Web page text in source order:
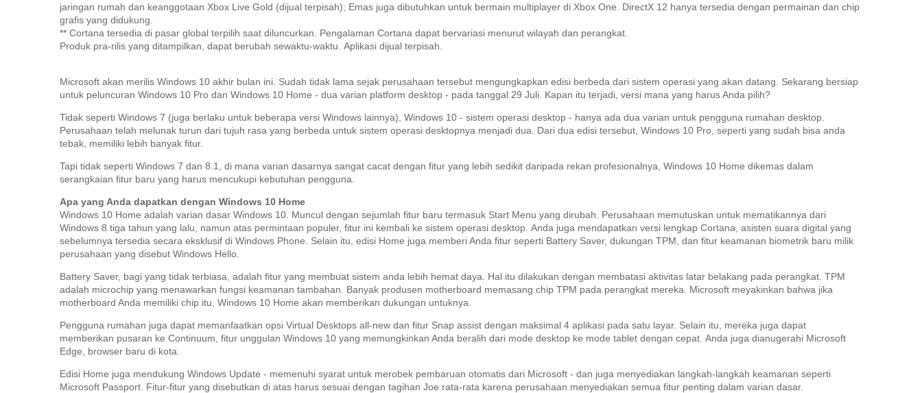
jaringan rumah dan keanggotaan Xbox Live Gold (dijual terpisah); Emas juga dibutuhkan untuk bermain multiplayer di Xbox One.
DirectX 12 hanya tersedia dengan permainan dan chip
grafis yang didukung.
** Cortana tersedia di pasar global terpilih saat diluncurkan.
Pengalaman Cortana dapat bervariasi menurut wilayah dan perangkat.
Produk pra-rilis yang ditampilkan, dapat berubah sewaktu-waktu. Aplikasi dijual terpisah.
Microsoft akan merilis Windows 10 akhir bulan ini. Sudah tidak lama sejak perusahaan tersebut mengungkapkan edisi berbeda dari sistem operasi yang akan datang.
Sekarang bersiap
untuk peluncuran Windows 10 Pro dan Windows 10 Home - dua varian platform desktop - pada tanggal 29 Juli. Kapan itu terjadi, versi mana yang harus Anda pilih?
Tidak seperti Windows 7 (juga berlaku untuk beberapa versi Windows lainnya), Windows 10 - sistem operasi desktop - hanya ada dua varian untuk pengguna rumahan desktop.
Perusahaan telah melunak turun dari tujuh rasa yang berbeda untuk sistem operasi desktopnya menjadi dua.
Dari dua edisi tersebut, Windows 10 Pro, seperti yang sudah bisa anda
tebak, memiliki lebih banyak fitur.
Tapi tidak seperti Windows 7 dan 8.1, di mana varian dasarnya sangat cacat dengan fitur yang lebih sedikit daripada rekan profesionalnya, Windows 10 Home dikemas dalam
serangkaian fitur baru yang harus mencukupi kebutuhan pengguna.
Apa yang Anda dapatkan dengan Windows 10 Home
Windows 10 Home adalah varian dasar Windows 10. Muncul dengan sejumlah fitur baru termasuk Start Menu yang dirubah.
Perusahaan memutuskan untuk mematikannya dari
Windows 8 tiga tahun yang lalu, namun atas permintaan populer, fitur ini kembali ke sistem operasi desktop. Anda juga mendapatkan versi lengkap Cortana, asisten suara digital yang
sebelumnya tersedia secara eksklusif di Windows Phone.
Selain itu, edisi Home juga memberi Anda fitur seperti Battery Saver, dukungan TPM, dan fitur keamanan biometrik baru milik
perusahaan yang disebut Windows Hello.
Battery Saver, bagi yang tidak terbiasa, adalah fitur yang membuat sistem anda lebih hemat daya. Hal itu dilakukan dengan membatasi aktivitas latar belakang pada perangkat. TPM
adalah microchip yang menawarkan fungsi keamanan tambahan.
Banyak produsen motherboard memasang chip TPM pada perangkat mereka.
Microsoft meyakinkan bahwa jika
motherboard Anda memiliki chip itu, Windows 10 Home akan memberikan dukungan untuknya.
Pengguna rumahan juga dapat memanfaatkan opsi Virtual Desktops all-new dan fitur Snap assist dengan maksimal 4 aplikasi pada satu layar. Selain itu, mereka juga dapat
memberikan pusaran ke Continuum, fitur unggulan Windows 10 yang memungkinkan Anda beralih dari mode desktop ke mode tablet dengan cepat. Anda juga dianugerahi Microsoft
Edge, browser baru di kota.
Edisi Home juga mendukung Windows Update - memenuhi syarat untuk merobek pembaruan otomatis dari Microsoft - dan juga menyediakan langkah-langkah keamanan seperti
Microsoft Passport. Fitur-fitur yang disebutkan di atas harus sesuai dengan tagihan Joe rata-rata karena perusahaan menyediakan semua fitur penting dalam varian dasar.